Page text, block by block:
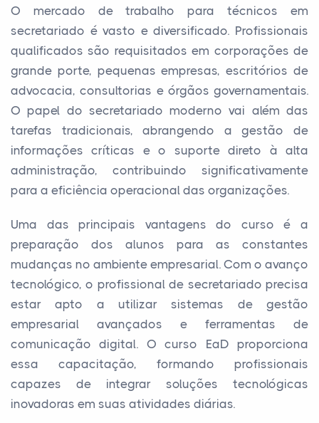
O mercado de trabalho para técnicos em
secretariado é vasto e diversificado. Profissionais
qualificados são requisitados em corporações de
grande porte, pequenas empresas, escritórios de
advocacia, consultorias e órgãos governamentais.
O papel do secretariado moderno vai além das
tarefas tradicionais, abrangendo a gestão de
informações críticas e o suporte direto à alta
administração, contribuindo significativamente
para a eficiência operacional das organizações.
Uma das principais vantagens do curso é a
preparação dos alunos para as constantes
mudanças no ambiente empresarial. Com o avanço
tecnológico, o profissional de secretariado precisa
estar apto a utilizar sistemas de gestão
empresarial avançados e ferramentas de
comunicação digital. O curso EaD proporciona
essa capacitação, formando profissionais
capazes de integrar soluções tecnológicas
inovadoras em suas atividades diárias.